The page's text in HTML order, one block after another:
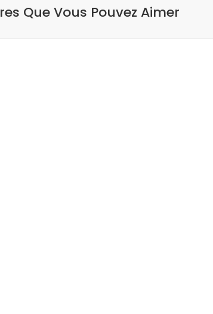
Que Vous Pouvez Aimer